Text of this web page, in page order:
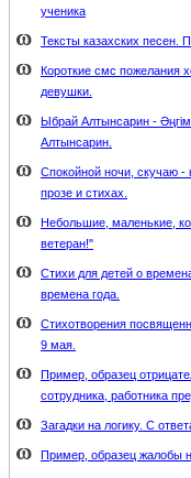
ученика
Тексты казахских песен.
Короткие смс пожелания
девушки.
Ыбрай Алтынсарин -
Алтынсарин.
Спокойной ночи, скучаю
прозе и стихах.
Небольшие, маленькие,
ветеран!"
Стихи для детей о
времена года.
Стихотворения
9 мая.
Пример, образец
сотрудника, работника
Загадки на логику. С
Пример, образец жалобы